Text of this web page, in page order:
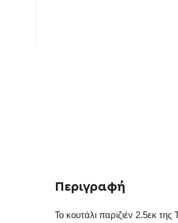
Περιγραφή
Το κουτάλι παριζιέν 2.5εκ